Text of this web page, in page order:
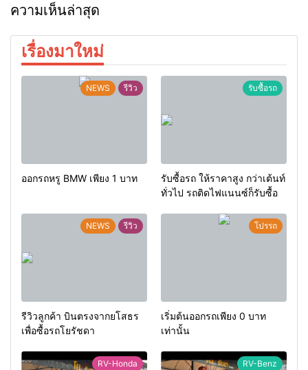
ความเห็นล่าสุด
เรื่องมาใหม่
NEWS รีวิว
ออกรถหรู BMW เพียง 1 บาท
รับซื้อรถ
รับซื้อรถ ให้ราคาสูง กว่าเต้นท์
ทั่วไป รถติดไฟแนนซ์ก็รับซื้อ
NEWS รีวิว
รีวิวลูกค้า บินตรงจากยโสธร
เพื่อซื้อรถโยรัชดา
โปรรถ
เริ่มต้นออกรถเพียง 0 บาท
เท่านั้น
RV-Honda RV-Benz